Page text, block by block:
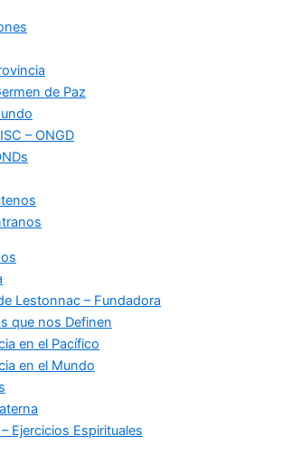
de Paz
– ONGD
Lestonnac – Fundadora
que nos Definen
en el Pacífico
en el Mundo
Ejercicios Espirituales